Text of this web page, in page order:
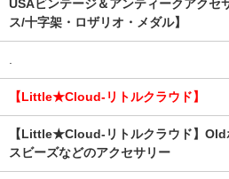
USAビンテージ＆アンティークアクセ
ス/十字架・ロザリオ・メダル】
.
【Little★Cloud-リトルクラウド】
【Little★Cloud-リトルクラウド】Old
スビーズなどのアクセサリー